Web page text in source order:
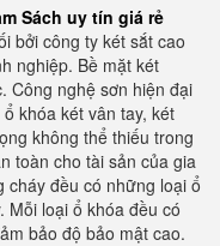
Sách uy tín giá rẻ
bởi công ty két sắt cao
nghiệp. Bề mặt két
Công nghệ sơn hiện đại
khóa két vân tay, két
không thể thiếu trong
toàn cho tài sản của gia
cháy đều có những loại ổ
Mỗi loại ổ khóa đều có
bảo độ bảo mật cao.